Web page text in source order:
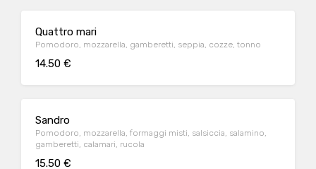
Quattro mari
Pomodoro, mozzarella, gamberetti, seppia, cozze, tonno
14.50 €
Sandro
Pomodoro, mozzarella, formaggi misti, salsiccia, salamino,
gamberetti, calamari, rucola
15.50 €